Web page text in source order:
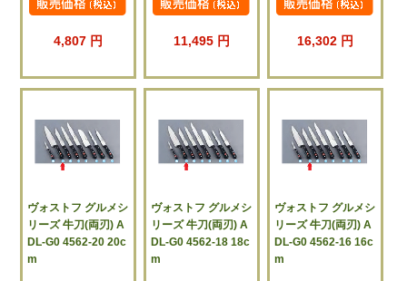
4,807 円 11,495 円 16,302 円
ヴォストフ グルメシ
リーズ 牛刀(両刃) A
DL-G0 4562-20 20c
m
ヴォストフ グルメシ
リーズ 牛刀(両刃) A
DL-G0 4562-18 18c
m
ヴォストフ グルメシ
リーズ 牛刀(両刃) A
DL-G0 4562-16 16c
m